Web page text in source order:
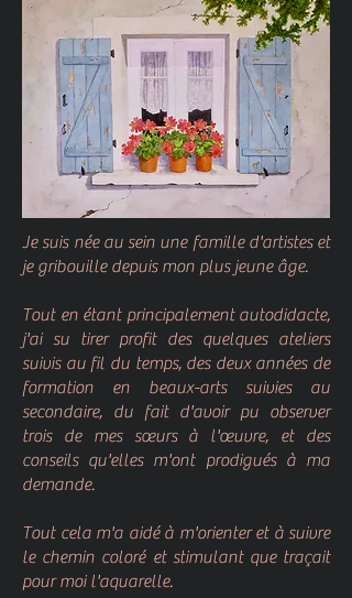
Je suis née au sein une famille d'artistes et
je gribouille depuis mon plus jeune âge.
Tout en étant principalement autodidacte,
j'ai su tirer profit des quelques ateliers
suivis au fil du temps, des deux années de
formation en beaux-arts suivies au
secondaire, du fait d'avoir pu observer
trois de mes sœurs à l'œuvre, et des
conseils qu'elles m'ont prodigués à ma
demande.
Tout cela m'a aidé à m'orienter et à suivre
le chemin coloré et stimulant que traçait
pour moi l'aquarelle.